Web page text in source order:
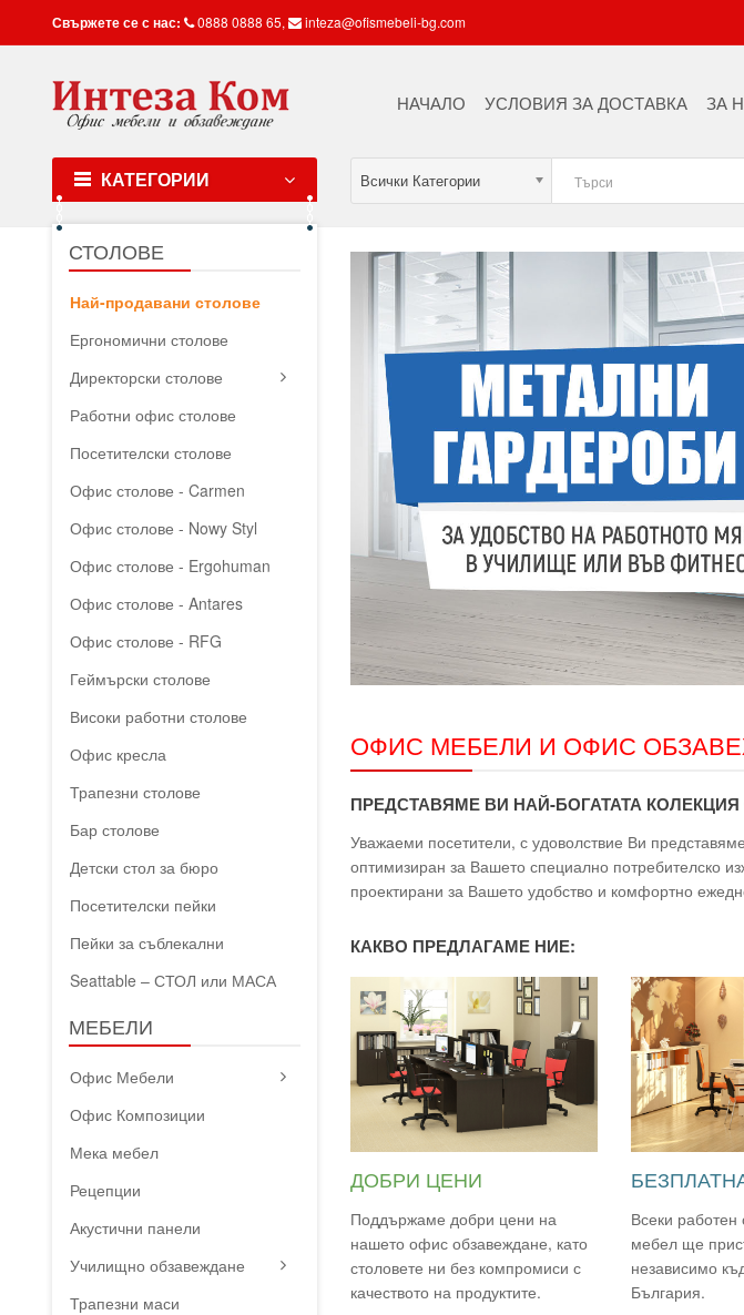
Свържете се с нас: 0888 0888 65, inteza@ofismebeli-bg.com
НАЧАЛО УСЛОВИЯ ЗА ДОСТАВКА ЗА
КАТЕГОРИИ
СТОЛОВЕ
Най-продавани столове
Ергономични столове
Директорски столове
Работни офис столове
Посетителски столове
Офис столове - Carmen
Офис столове - Nowy Styl
Офис столове - Ergohuman
Офис столове - Antares
Офис столове - RFG
Геймърски столове
Високи работни столове
Офис кресла
Трапезни столове
Бар столове
Детски стол за бюро
Посетителски пейки
Пейки за съблекални
Seattable – СТОЛ или МАСА
МЕБЕЛИ
Офис Мебели
Офис Композиции
Мека мебел
Рецепции
Акустични панели
Училищно обзавеждане
Трапезни маси
Всички Категории
ОФИС МЕБЕЛИ И ОФИС
ПРЕДСТАВЯМЕ ВИ НАЙ-БОГАТАТА
Уважаеми посетители, с удоволствие Ви
оптимизиран за Вашето специално потребителско
проектирани за Вашето удобство и комфортно
КАКВО ПРЕДЛАГАМЕ НИЕ:
ДОБРИ ЦЕНИ
Поддържаме добри цени на
нашето офис обзавеждане, като
столовете ни без компромиси с
качеството на продуктите.
Всеки
мебел ще
независимо
България.